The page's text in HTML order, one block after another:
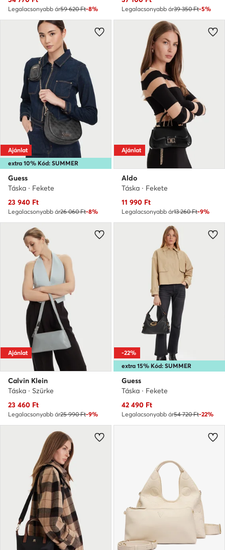
Legalacsonyabb ár59 620 Ft-8% Legalacsonyabb ár39 350 Ft-5%
extra 10% Kód: SUMMER
Ajánlat
Guess
Táska · Fekete
Aktuális ár
23 940 Ft
Legalacsonyabb ár26 060 Ft-8%
Ajánlat
Aldo
Táska · Fekete
Aktuális ár
11 990 Ft
Legalacsonyabb ár13 260 Ft-9%
Ajánlat
Calvin Klein
Táska · Szürke
Aktuális ár
23 460 Ft
Legalacsonyabb ár25 990 Ft-9%
extra 15% Kód: SUMMER
-22%
Guess
Táska · Fekete
Aktuális ár
42 490 Ft
Legalacsonyabb ár54 720 Ft-22%